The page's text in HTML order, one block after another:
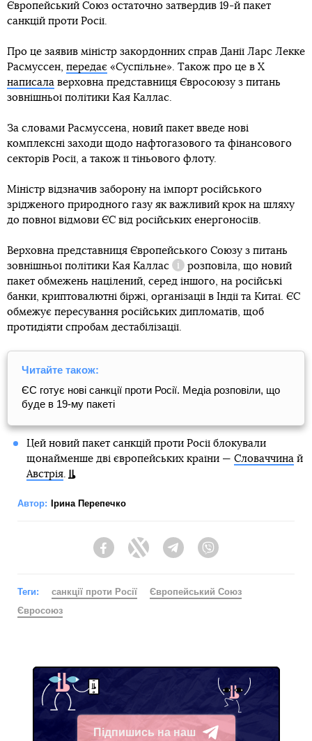
Європейський Союз остаточно затвердив 19-й пакет
санкцій проти Росії.
Про це заявив міністр закордонних справ Данії Ларс Лекке
Расмуссен, передає «Суспільне». Також про це в X
написала верховна представниця Євросоюзу з питань
зовнішньої політики Кая Каллас.
За словами Расмуссена, новий пакет введе нові
комплексні заходи щодо нафтогазового та фінансового
секторів Росії, а також її тіньового флоту.
Міністр відзначив заборону на імпорт російського
зрідженого природного газу як важливий крок на шляху
до повної відмови ЄС від російських енергоносіїв.
Верховна представниця Європейського Союзу з питань
зовнішньої політики Кая Каллас
Довідка
розповіла, що новий
пакет обмежень націлений, серед іншого, на російські
банки, криптовалютні біржі, організації в Індії та Китаї. ЄС
обмежує пересування російських дипломатів, щоб
протидіяти спробам дестабілізації.
Читайте також:
ЄС готує нові санкції проти Росії. Медіа розповіли, що
буде в 19-му пакеті
Цей новий пакет санкцій проти Росії блокували
щонайменше дві європейських країни — Словаччинай
Австрія.
Автор: Ірина Перепечко
FacebookTwitter Telegram
Теги: санкції проти Росії
Європейський Союз
Євросоюз
Підпишись на наш